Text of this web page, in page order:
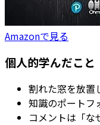
Amazonで見る
個人的学んだこと
割れた窓を放置
知識のポートフ
コメントは「な